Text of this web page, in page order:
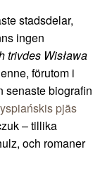
stadsdelar,
ingen
trivdes Wisława
förutom i
senaste biografin
pjäs
– tillika
och romaner